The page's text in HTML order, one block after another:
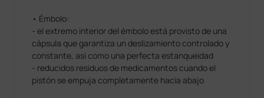
• Émbolo:
- el extremo interior del émbolo está provisto de una
cápsula que garantiza un deslizamiento controlado y
constante, así como una perfecta estanqueidad
- reducidos residuos de medicamentos cuando el
pistón se empuja completamente hacia abajo